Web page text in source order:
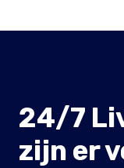
24/7
zijn er